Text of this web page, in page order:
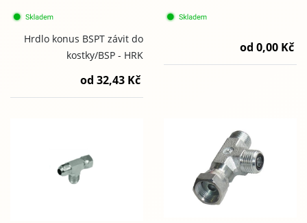
Hrdlo konus BSPT závit do
kostky/BSP - HRK
od 32,43 Kč
od 0,00 Kč